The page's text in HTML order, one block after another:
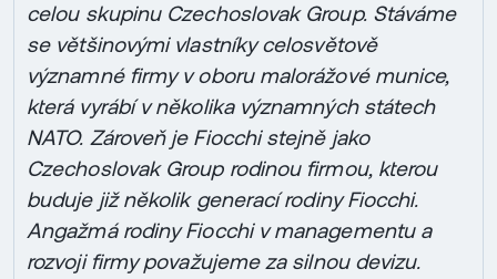
celou skupinu Czechoslovak Group. Stáváme
se většinovými vlastníky celosvětově
významné firmy v oboru malorážové munice,
která vyrábí v několika významných státech
NATO. Zároveň je Fiocchi stejně jako
Czechoslovak Group rodinou firmou, kterou
buduje již několik generací rodiny Fiocchi.
Angažmá rodiny Fiocchi v managementu a
rozvoji firmy považujeme za silnou devizu.